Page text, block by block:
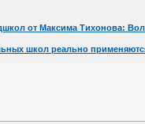
от Максима Тихонова:
школ реально